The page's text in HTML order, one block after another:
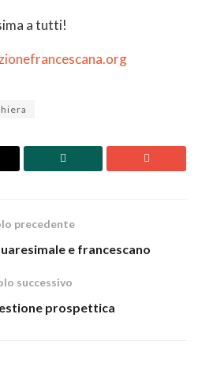
a tutti!
precedente
e francescano
successivo
prospettica